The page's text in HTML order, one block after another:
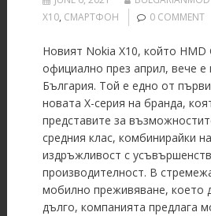
X10, СМАРТФОН 0 COMMENT
Новият Nokia X10, който HMD
официално през април, вече е
България. Той е едно от
новата X-серия на бранда,
представите за
средния клас, комбинирайки
издръжливост с
производителност. В
мобилно преживяване, което
дълго, компанията предлага